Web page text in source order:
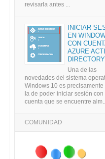
revisarla antes ...
INICIAR
EN
CON
AZURE
DIRECTORY
Una de las
novedades del sistema
Windows 10 es precisamente
la de poder iniciar sesión con
cuenta que se encuentre alm...
COMUNIDAD